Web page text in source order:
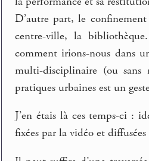
D’autre part, le
centre-ville, la
comment irions-nous dans
multi-disciplinaire (ou
pratiques urbaines est un
J’en étais là ces temps-ci :
fixées par la vidéo et